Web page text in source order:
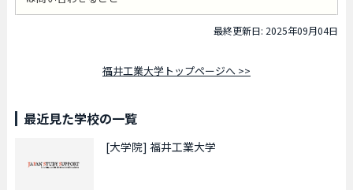
最終更新日: 2025年09月04日
福井工業大学トップページへ >>
最近見た学校の一覧
[大学院] 福井工業大学